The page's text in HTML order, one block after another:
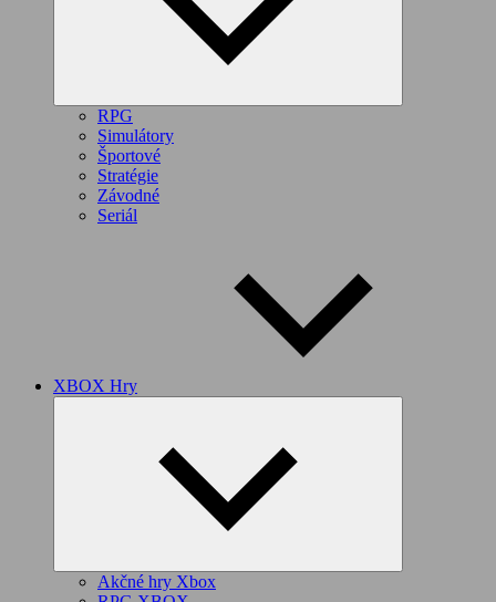
RPG
Simulátory
Športové
Stratégie
Závodné
Seriál
XBOX Hry
Akčné hry Xbox